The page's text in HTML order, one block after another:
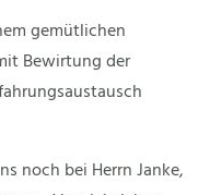
gemütlichen
Bewirtung der
noch bei Herrn Janke,